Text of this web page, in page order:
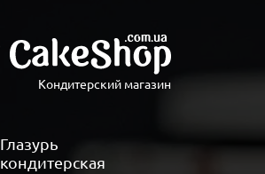
Кондитерский магазин
Глазурь
кондитерская